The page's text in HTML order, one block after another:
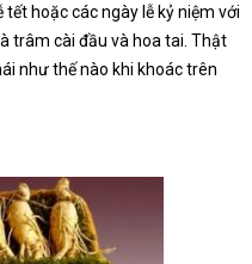
hoặc các ngày lễ kỷ niệm với
trâm cài đầu và hoa tai. Thật
như thế nào khi khoác trên